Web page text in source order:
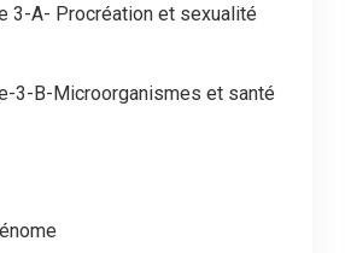
3-A- Procréation et sexualité
3-B-Microorganismes et santé